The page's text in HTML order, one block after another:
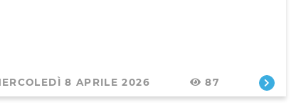
8 APRILE 2026 87